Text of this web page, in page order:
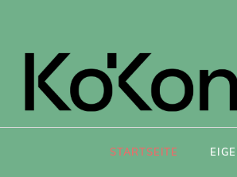
STARTSEITE